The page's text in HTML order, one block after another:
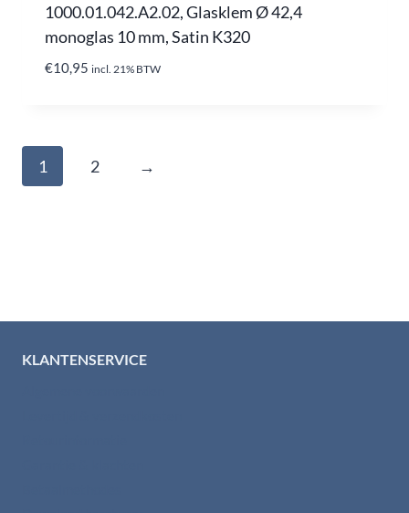
1000.01.042.A2.02, Glasklem Ø 42,4
monoglas 10 mm, Satin K320
€10,95 incl. 21% BTW
1 2 →
KLANTENSERVICE